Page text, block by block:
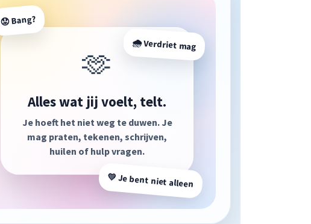
😟 Bang?
💛 Je bent niet alleen
🌧️ Verdriet mag
🫶
Alles wat jij voelt, telt.
Je hoeft het niet weg te duwen. Je
mag praten, tekenen, schrijven,
huilen of hulp vragen.